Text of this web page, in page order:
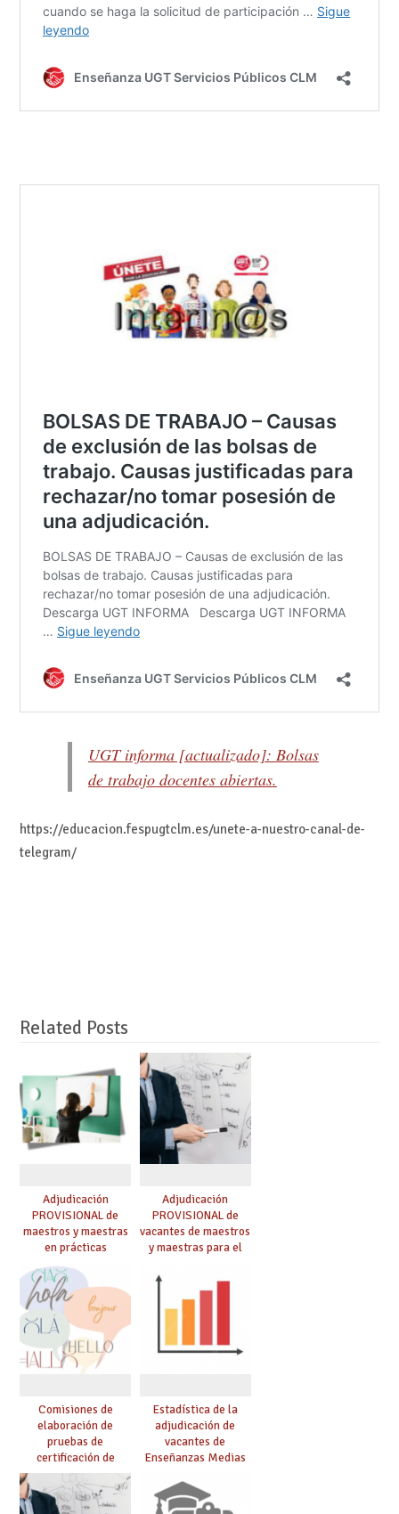
UGT informa [actualizado]: Bolsas
de trabajo docentes abiertas.
https://educacion.fespugtclm.es/unete-a-nuestro-canal-de-
telegram/
Related Posts
Adjudicación
PROVISIONAL de
maestros y maestras
en prácticas
Adjudicación
PROVISIONAL de
vacantes de maestros
y maestras para el
Comisiones de
elaboración de
pruebas de
certificación de
competencia
lingüística: publicada
resolución definitiva
Estadística de la
adjudicación de
vacantes de
Enseñanzas Medias